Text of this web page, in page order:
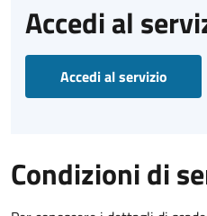
Accedi al
Accedi al servizio
Condizioni di